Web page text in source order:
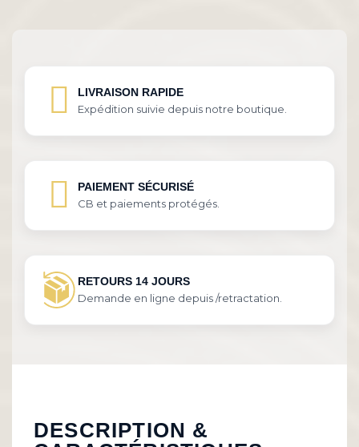
LIVRAISON RAPIDE
Expédition suivie depuis notre boutique.
PAIEMENT SÉCURISÉ
CB et paiements protégés.
RETOURS 14 JOURS
Demande en ligne depuis /retractation.
DESCRIPTION &